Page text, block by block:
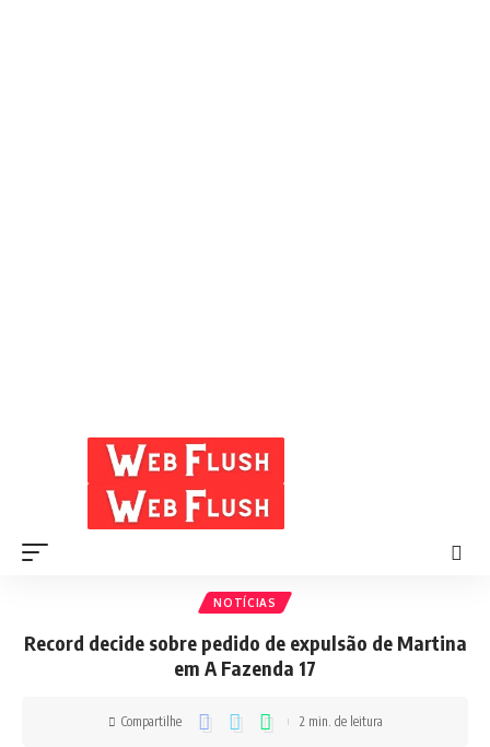
NOTÍCIAS
Record decide sobre pedido de expulsão de Martina
em A Fazenda 17
Compartilhe 2 min. de leitura